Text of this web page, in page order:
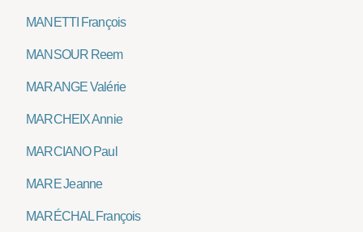
MANETTI François
MANSOUR Reem
MARANGE Valérie
MARCHEIX Annie
MARCIANO Paul
MARE Jeanne
MARÉCHAL François